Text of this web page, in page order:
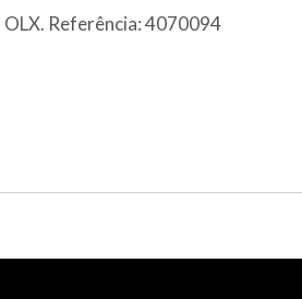
Referência: 4070094